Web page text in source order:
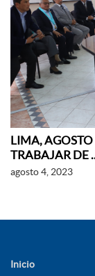
LIMA,
TRABAJAR DE
agosto 4, 2023
Inicio